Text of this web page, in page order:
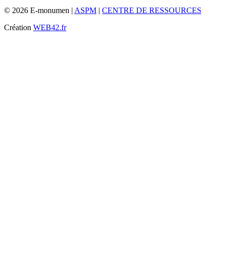
© 2026 E-monumen | ASPM | CENTRE DE RESSOURCES
Création WEB42.fr